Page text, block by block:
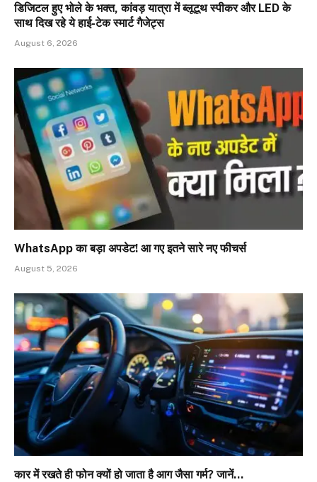
डिजिटल हुए भोले के भक्त, कांवड़ यात्रा में ब्लूटूथ स्पीकर और LED के
साथ दिख रहे ये हाई-टेक स्मार्ट गैजेट्स
August 6, 2026
WhatsApp का बड़ा अपडेट! आ गए इतने सारे नए फीचर्स
August 5, 2026
कार में रखते ही फोन क्यों हो जाता है आग जैसा गर्म? जानें…